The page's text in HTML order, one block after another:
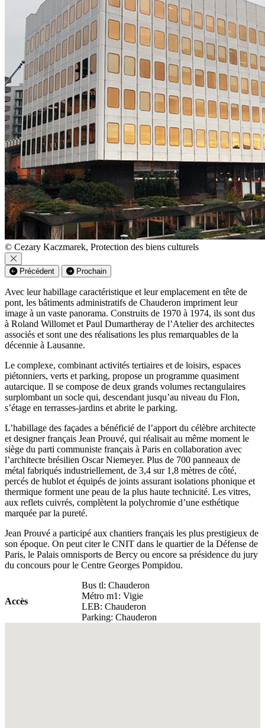
© Cezary Kaczmarek, Protection des biens culturels
Précédent Prochain
Avec leur habillage caractéristique et leur emplacement en tête de
pont, les bâtiments administratifs de Chauderon impriment leur
image à un vaste panorama. Construits de 1970 à 1974, ils sont dus
à Roland Willomet et Paul Dumartheray de l’Atelier des architectes
associés et sont une des réalisations les plus remarquables de la
décennie à Lausanne.
Le complexe, combinant activités tertiaires et de loisirs, espaces
piétonniers, verts et parking, propose un programme quasiment
autarcique. Il se compose de deux grands volumes rectangulaires
surplombant un socle qui, descendant jusqu’au niveau du Flon,
s’étage en terrasses-jardins et abrite le parking.
L’habillage des façades a bénéficié de l’apport du célèbre architecte
et designer français Jean Prouvé, qui réalisait au même moment le
siège du parti communiste français à Paris en collaboration avec
l’architecte brésilien Oscar Niemeyer. Plus de 700 panneaux de
métal fabriqués industriellement, de 3,4 sur 1,8 mètres de côté,
percés de hublot et équipés de joints assurant isolations phonique et
thermique forment une peau de la plus haute technicité. Les vitres,
aux reflets cuivrés, complètent la polychromie d’une esthétique
marquée par la pureté.
Jean Prouvé a participé aux chantiers français les plus prestigieux de
son époque. On peut citer le CNIT dans le quartier de la Défense de
Paris, le Palais omnisports de Bercy ou encore sa présidence du jury
du concours pour le Centre Georges Pompidou.
Accès
Bus tl: Chauderon
Métro m1: Vigie
LEB: Chauderon
Parking: Chauderon